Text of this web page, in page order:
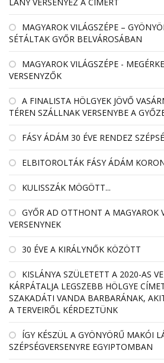
MAGYAROK VILÁGSZÉPE –
SÉTÁLTAK GYŐR BELVÁROSÁBAN
MAGYAROK VILÁGSZÉPE -
VERSENYZŐK
A FINALISTA HÖLGYEK JÖVŐ
TÉREN SZÁLLNAK VERSENYBE A
FÁSY ÁDÁM 30 ÉVE RENDEZ
ELBITOROLTÁK FÁSY ÁDÁM
KULISSZÁK MÖGÖTT...
GYŐR AD OTTHONT A MAGYAROK
VERSENYNEK
30 ÉVE A KIRÁLYNŐK KÖZÖTT
KISLÁNYA SZÜLETETT A 2020-AS
KÁRPÁTALJA LEGSZEBB HÖLGYE
SZAKADÁTI VANDA BARBARÁNAK,
A TERVEIRŐL KÉRDEZTÜNK
ÍGY KÉSZÜL A GYÖNYÖRŰ MAKÓI
SZÉPSÉGVERSENYRE EGYIPTOMBAN